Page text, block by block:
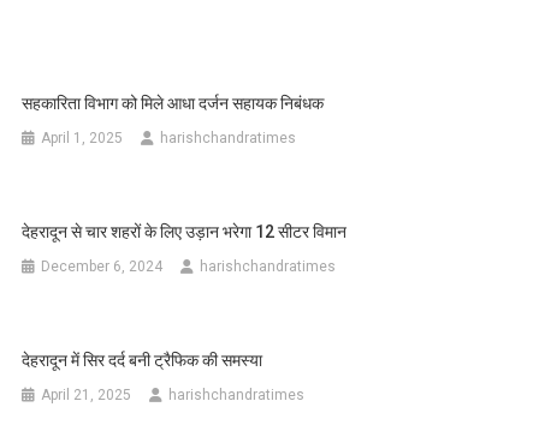
सहकारिता विभाग को मिले आधा दर्जन सहायक निबंधक
April 1, 2025 harishchandratimes
देहरादून से चार शहरों के लिए उड़ान भरेगा 12 सीटर विमान
December 6, 2024 harishchandratimes
देहरादून में सिर दर्द बनी ट्रैफिक की समस्या
April 21, 2025 harishchandratimes